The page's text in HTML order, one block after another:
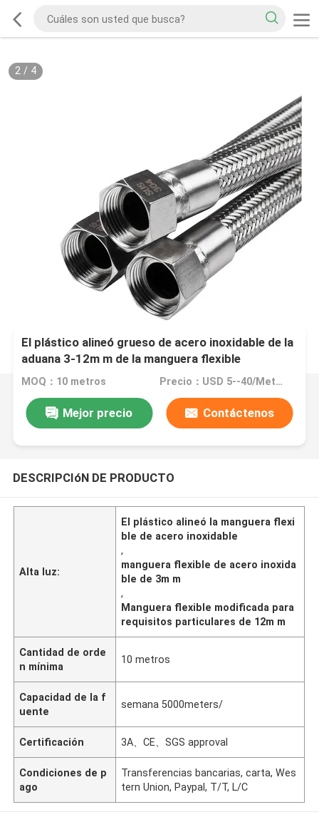
2/ 4
El plástico alineó grueso de acero inoxidable de la
aduana 3-12m m de la manguera flexible
MOQ：10 metros Precio：USD 5--40/Meter
Mejor precio Contáctenos
DESCRIPCIóN DE PRODUCTO
Alta luz:
El plástico alineó la manguera flexi
ble de acero inoxidable
,
manguera flexible de acero inoxida
ble de 3m m
,
Manguera flexible modificada para
requisitos particulares de 12m m
Cantidad de orde
n mínima
10 metros
Capacidad de la f
uente
semana 5000meters/
Certificación 3A、CE、SGS approval
Condiciones de p
ago
Transferencias bancarias, carta, Wes
tern Union, Paypal, T/T, L/C